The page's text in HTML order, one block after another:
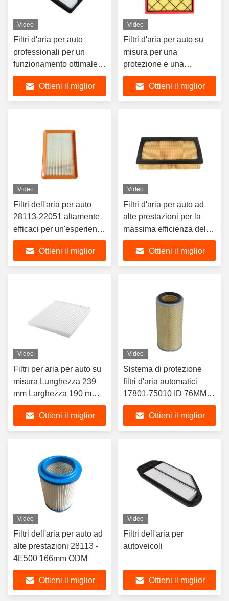
Video
Filtri d'aria per auto
professionali per un
funzionamento ottimale
del motore
Ottieni il miglior
Video
Filtri d'aria per auto su
misura per una
protezione e una
funzionalità ottimali del
motore Ottieni il miglior
Video
Filtri dell'aria per auto
28113-22051 altamente
efficaci per un'esperienza
di guida più pulita
Ottieni il miglior
Video
Filtri d'aria per auto ad
alte prestazioni per la
massima efficienza del
motore
Ottieni il miglior
Video
Filtri per aria per auto su
misura Lunghezza 239
mm Larghezza 190 mm
Altezza 20 mm
Ottieni il miglior
Video
Sistema di protezione
filtri d'aria automatici
17801-75010 ID 76MM
OD 164MM altezza
282mmOttieni il miglior
Video
Filtri dell'aria per auto ad
alte prestazioni 28113 -
4E500 166mm ODM
Ottieni il miglior
Video
Filtri dell'aria per
autoveicoli
Ottieni il miglior